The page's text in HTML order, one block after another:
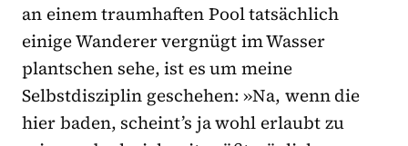
an einem traumhaften Pool tatsächlich
einige Wanderer vergnügt im Wasser
plantschen sehe, ist es um meine
Selbstdisziplin geschehen: »Na, wenn die
hier baden, scheint’s ja wohl erlaubt zu